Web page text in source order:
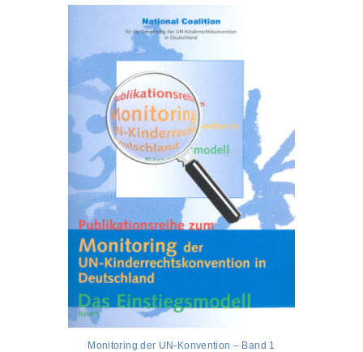
Monitoring der UN-Konvention – Band 1